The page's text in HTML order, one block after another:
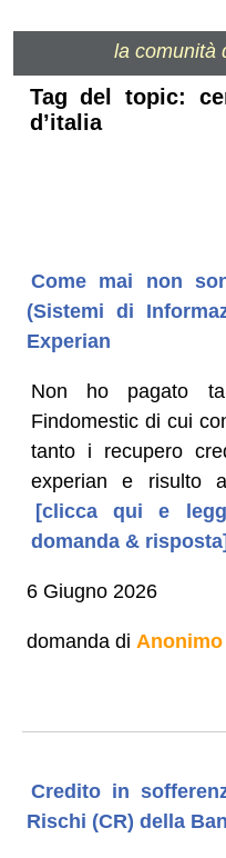
la comunità
Tag del topic:
d’italia
Come mai non
(Sistemi di
Experian
Non ho pagato
Findomestic di cui
tanto i recupero
experian e risulto
[clicca qui e
domanda &
6 Giugno 2026
domanda di Anonimo
Credito in
Rischi (CR) della